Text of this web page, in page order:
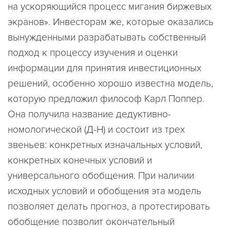
на ускоряющийся процесс мигания биржевых
экранов». Инвесторам же, которые оказались
вынужденными разрабатывать собственный
подход к процессу изучения и оценки
информации для принятия инвестиционных
решений, особенно хорошо известна модель,
которую предложил философ Карл Поппер.
Она получила название дедуктивно-
номологической (Д-Н) и состоит из трех
звеньев: конкретных изначальных условий,
конкретных конечных условий и
универсального обобщения. При наличии
исходных условий и обобщения эта модель
позволяет делать прогноз, а протестировать
обобщение позволит окончательный